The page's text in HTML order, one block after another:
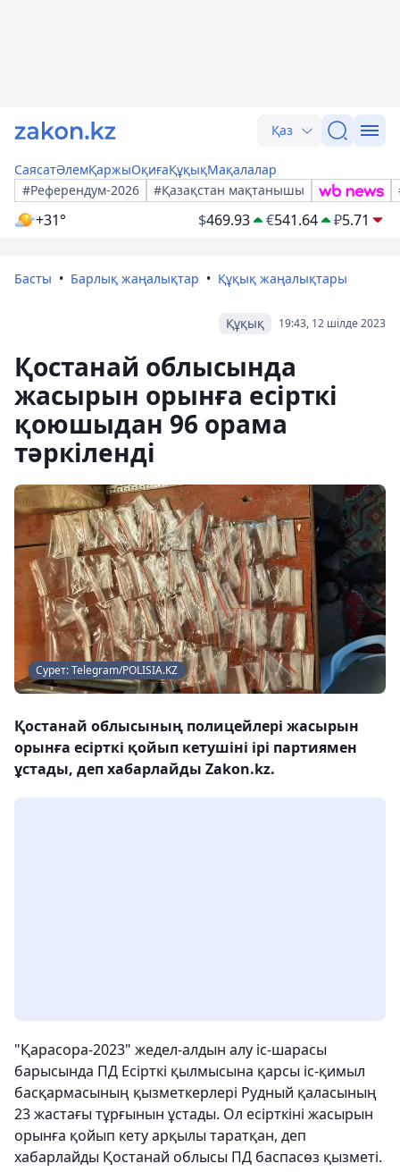
Қаз
СаясатӘлемҚаржыОқиғаҚұқықМақалалар
#Референдум-2026
#Қазақстан мақтанышы
+31° $469.93 €541.64 ₽5.71
Басты Барлық жаңалықтар Құқық жаңалықтары
19:43, 12 шілде 2023
Құқық
Қостанай облысында
жасырын орынға есірткі
қоюшыдан 96 орама
тәркіленді
Сурет: Telegram/POLISIA.KZ
Қостанай облысының полицейлері жасырын
орынға есірткі қойып кетушіні ірі партиямен
ұстады, деп хабарлайды Zakon.kz.
"Қарасора-2023" жедел-алдын алу іс-шарасы
барысында ПД Есірткі қылмысына қарсы іс-қимыл
басқармасының қызметкерлері Рудный қаласының
23 жастағы тұрғынын ұстады. Ол есірткіні жасырын
орынға қойып кету арқылы таратқан, деп
хабарлайды Қостанай облысы ПД баспасөз қызметі.